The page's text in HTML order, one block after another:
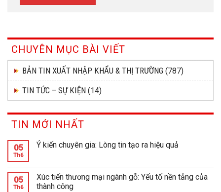
CHUYÊN MỤC BÀI VIẾT
BẢN TIN XUẤT NHẬP KHẨU & THỊ TRƯỜNG (787)
TIN TỨC – SỰ KIỆN (14)
TIN MỚI NHẤT
05
Th6
Ý kiến chuyên gia: Lòng tin tạo ra hiệu quả
05
Th6
Xúc tiến thương mại ngành gỗ: Yếu tố nền tảng của
thành công